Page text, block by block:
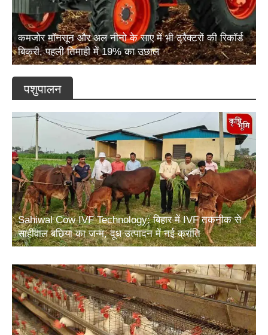
कमजोर मॉनसून और अल नीनो के साए में भी ट्रैक्टरों की रिकॉर्ड
बिक्री, पहली तिमाही में 19% का उछाल
पशुपालन
Sahiwal Cow IVF Technology: बिहार में IVF तकनीक से
साहीवाल बछिया का जन्म, दूध उत्पादन में नई क्रांति